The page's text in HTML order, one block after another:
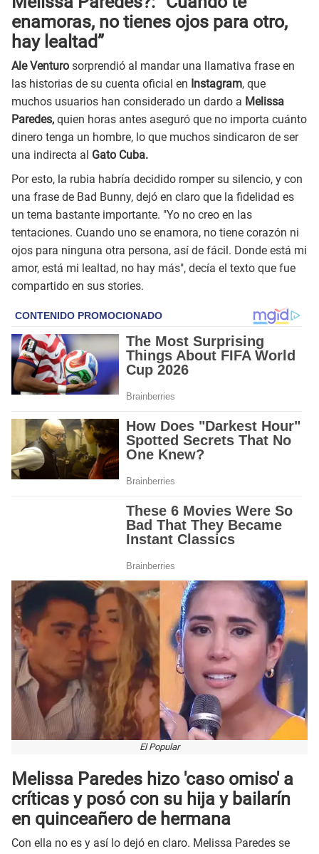
enamoras, no tienes ojos para otro,
hay lealtad”
Ale Venturo sorprendió al mandar una llamativa frase en
las historias de su cuenta oficial en Instagram, que
muchos usuarios han considerado un dardo a Melissa
Paredes, quien horas antes aseguró que no importa cuánto
dinero tenga un hombre, lo que muchos sindicaron de ser
una indirecta al Gato Cuba.
Por esto, la rubia habría decidido romper su silencio, y con
una frase de Bad Bunny, dejó en claro que la fidelidad es
un tema bastante importante. "Yo no creo en las
tentaciones. Cuando uno se enamora, no tiene corazón ni
ojos para ninguna otra persona, así de fácil. Donde está mi
amor, está mi lealtad, no hay más", decía el texto que fue
compartido en sus stories.
El Popular
Melissa Paredes hizo 'caso omiso' a
críticas y posó con su hija y bailarín
en quinceañero de hermana
Con ella no es y así lo dejó en claro. Melissa Paredes se